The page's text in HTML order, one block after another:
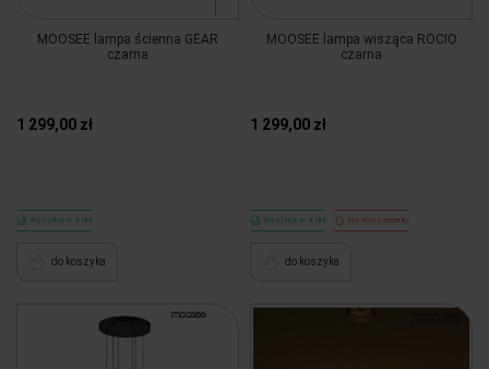
MOOSEE lampa ścienna GEAR
czarna
1 299,00 zł
Wysyłka w 4 dni
do koszyka
MOOSEE lampa wisząca ROCIO
czarna
1 299,00 zł
Wysyłka w 4 dni Na wyczerpaniu
do koszyka